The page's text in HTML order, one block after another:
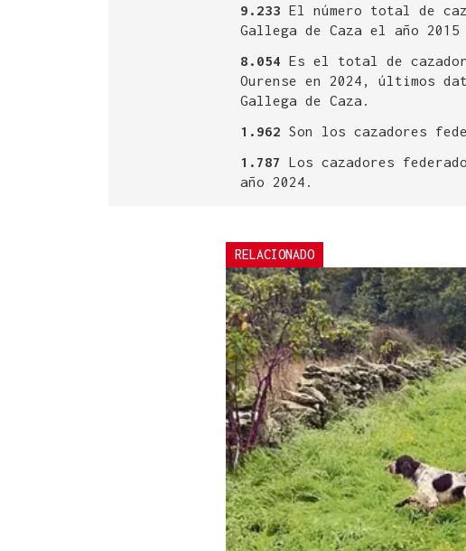
9.233 El número total de
Gallega de Caza el año
8.054 Es el total de
Ourense en 2024, últimos
Gallega de Caza.
1.962 Son los cazadores
1.787
Los cazadores
año 2024.
RELACIONADO